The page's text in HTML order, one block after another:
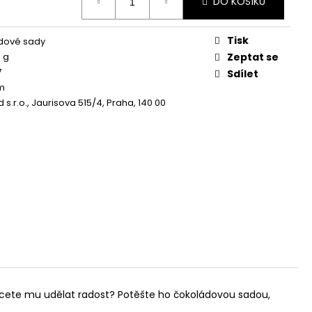
sady
g
s.r.o., Jaurisova 515/4, Praha, 140 00
Tisk
Zeptat se
Sdílet
mu udělat radost? Potěšte ho čokoládovou sadou,